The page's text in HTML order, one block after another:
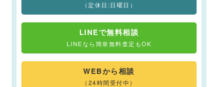
（定休日:日曜日）
LINEで無料相談
LINEなら簡単無料査定もOK
WEBから相談
（24時間受付中）